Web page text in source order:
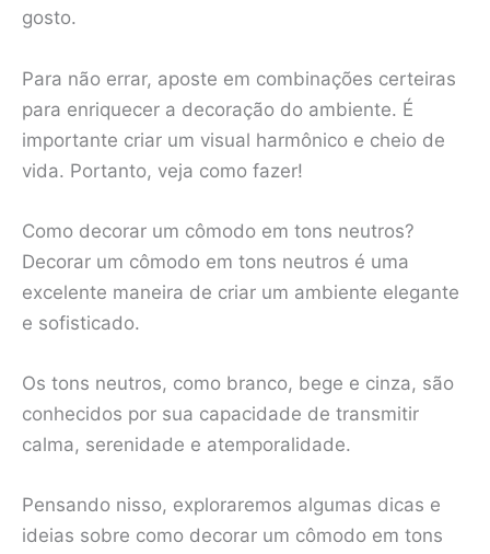
gosto.
Para não errar, aposte em combinações certeiras
para enriquecer a decoração do ambiente. É
importante criar um visual harmônico e cheio de
vida. Portanto, veja como fazer!
Como decorar um cômodo em tons neutros?
Decorar um cômodo em tons neutros é uma
excelente maneira de criar um ambiente elegante
e sofisticado.
Os tons neutros, como branco, bege e cinza, são
conhecidos por sua capacidade de transmitir
calma, serenidade e atemporalidade.
Pensando nisso, exploraremos algumas dicas e
ideias sobre como decorar um cômodo em tons